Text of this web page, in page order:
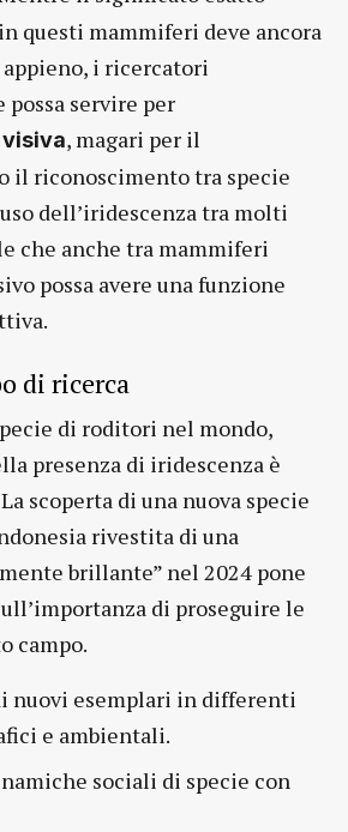
questi mammiferi deve ancora
appieno, i ricercatori
possa servire per
, magari per il
il riconoscimento tra specie
dell’iridescenza tra molti
che anche tra mammiferi
possa avere una funzione
di ricerca
di roditori nel mondo,
presenza di iridescenza è
scoperta di una nuova specie
rivestita di una
brillante” nel 2024 pone
di proseguire le
campo.
nuovi esemplari in differenti
e ambientali.
sociali di specie con